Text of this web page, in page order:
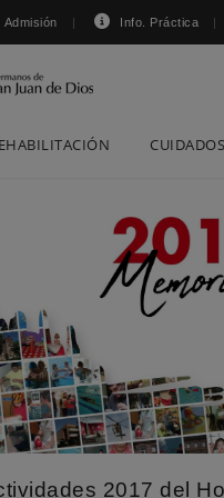
Admisión Info. Práctica
2017 del